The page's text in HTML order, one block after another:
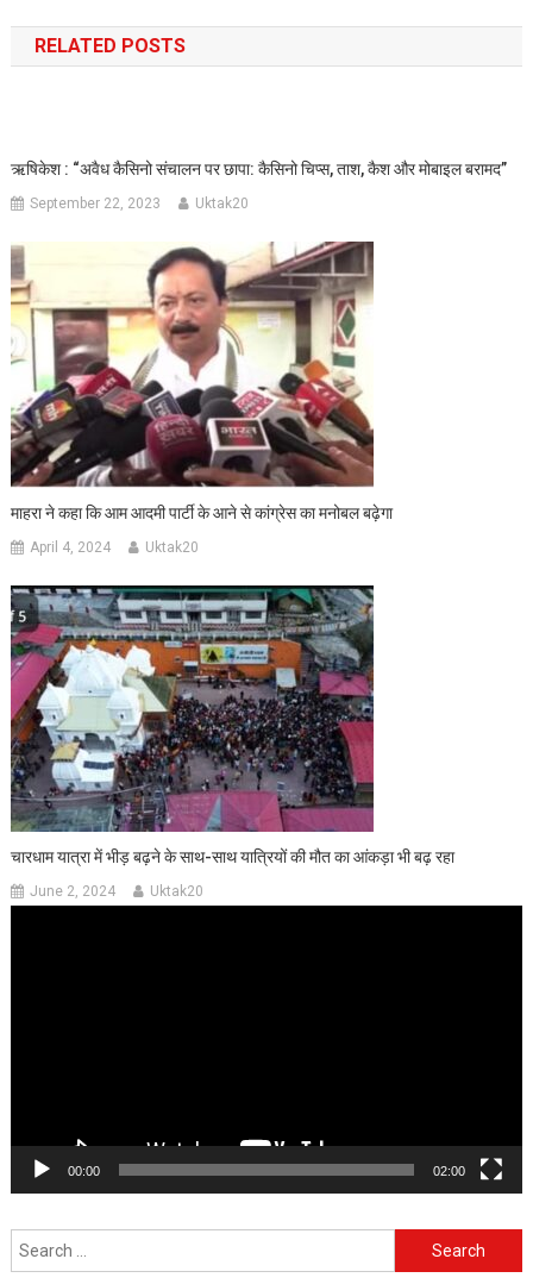
navigation
RELATED POSTS
ऋषिकेश : “अवैध कैसिनो संचालन पर छापा: कैसिनो चिप्स, ताश, कैश और मोबाइल बरामद”
September 22, 2023 Uktak20
माहरा ने कहा कि आम आदमी पार्टी के आने से कांग्रेस का मनोबल बढ़ेगा
April 4, 2024 Uktak20
चारधाम यात्रा में भीड़ बढ़ने के साथ-साथ यात्रियों की मौत का आंकड़ा भी बढ़ रहा
June 2, 2024 Uktak20
00:00 02:00
Search
for: